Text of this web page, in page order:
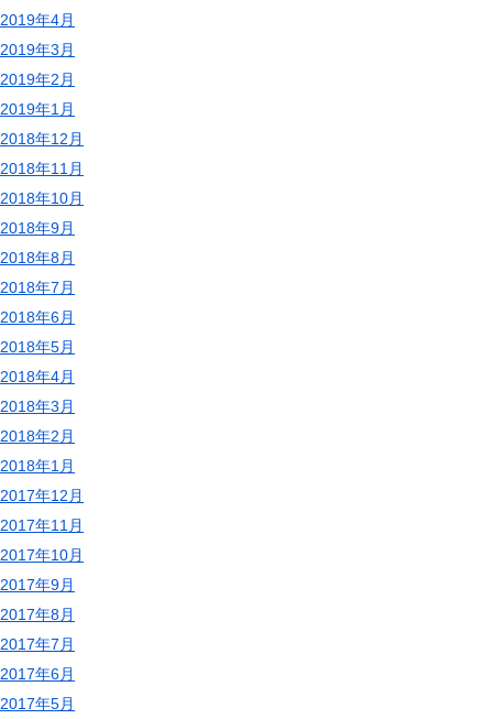
2019年4月
2019年3月
2019年2月
2019年1月
2018年12月
2018年11月
2018年10月
2018年9月
2018年8月
2018年7月
2018年6月
2018年5月
2018年4月
2018年3月
2018年2月
2018年1月
2017年12月
2017年11月
2017年10月
2017年9月
2017年8月
2017年7月
2017年6月
2017年5月